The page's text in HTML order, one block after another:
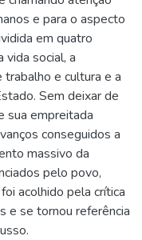
e para o aspecto
em quatro
vida social, a
trabalho e cultura e a
Sem deixar de
sua empreitada
conseguidos a
massivo da
pelo povo,
acolhido pela crítica
e se tornou referência